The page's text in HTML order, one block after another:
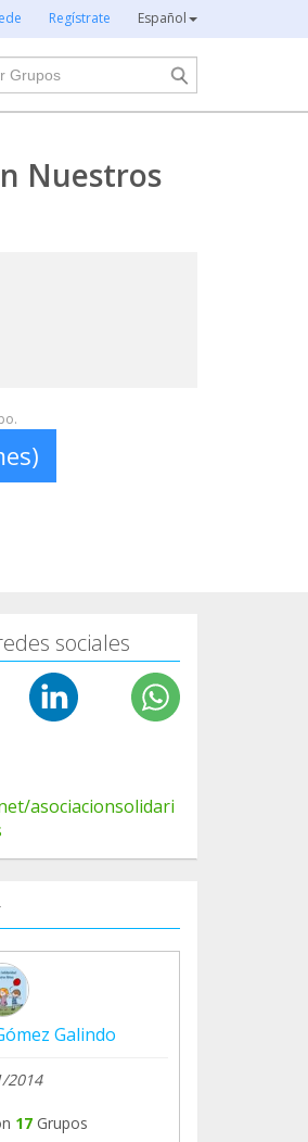
Regístrate Español
Nuestros
sociales
asociacionsolidari
Galindo
2014
17 Grupos